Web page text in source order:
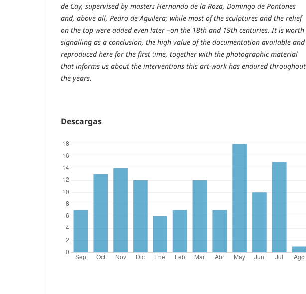
de Cay, supervised by masters Hernando de la Roza, Domingo de Pontones
and, above all, Pedro de Aguilera; while most of the sculptures and the relief
on the top were added even later –on the 18th and 19th centuries. It is worth
signalling as a conclusion, the high value of the documentation available and
reproduced here for the first time, together with the photographic material
that informs us about the interventions this art-work has endured throughout
the years.
Descargas